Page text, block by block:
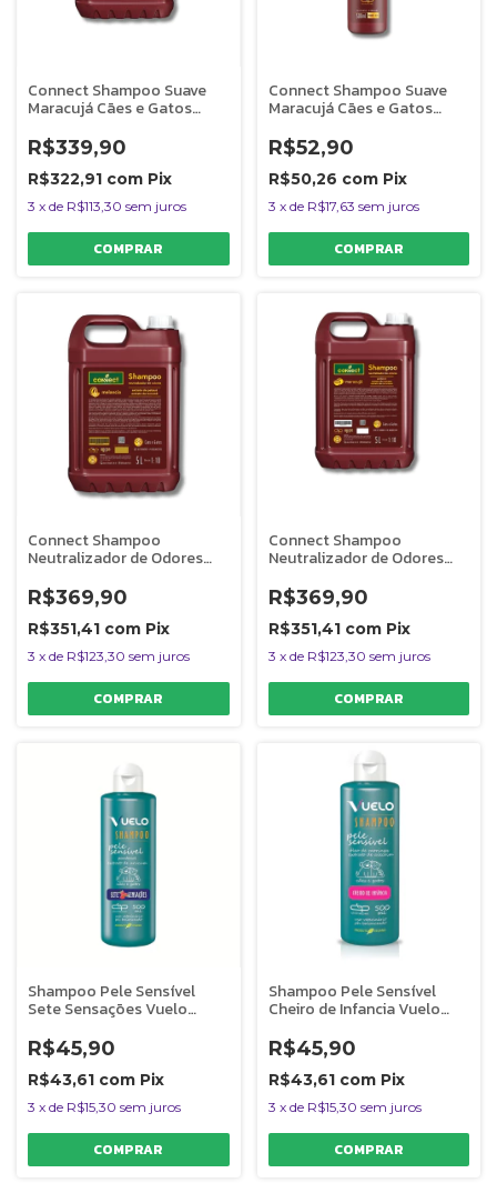
Connect Shampoo Suave
Maracujá Cães e Gatos
Dolce Pet 5L 1:0
R$339,90
R$322,91 com Pix
3 x de R$113,30 sem juros
Connect Shampoo Suave
Maracujá Cães e Gatos
Dolce Pet 500ml
R$52,90
R$50,26 com Pix
3 x de R$17,63 sem juros
Connect Shampoo
Neutralizador de Odores
Dolce Pet 5L 1:0
R$369,90
R$351,41 com Pix
3 x de R$123,30 sem juros
Connect Shampoo
Neutralizador de Odores
Dolce Pet 5L 1:0
R$369,90
R$351,41 com Pix
3 x de R$123,30 sem juros
Shampoo Pele Sensível
Sete Sensações Vuelo
500 ml
R$45,90
R$43,61 com Pix
3 x de R$15,30 sem juros
Shampoo Pele Sensível
Cheiro de Infancia Vuelo
500 ml
R$45,90
R$43,61 com Pix
3 x de R$15,30 sem juros